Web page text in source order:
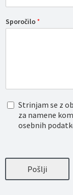
Sporočilo *
O
v
s
Strinjam se z
za namene
osebnih
Pošlji